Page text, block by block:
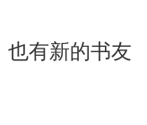
也有新的书友